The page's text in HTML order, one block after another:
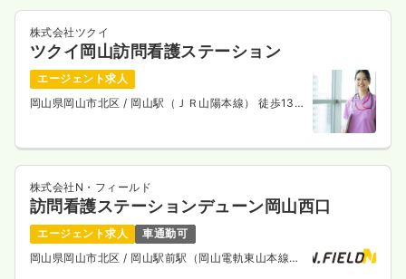
気になる 詳細を見る
日勤のみ（パート） 一時募集休止
給与 1,500
気になる 詳細を見る
株式会社ツクイ
ツクイ岡山訪問看護ステーション
エージェント求人
岡山県岡山市北区 / 岡山駅（ＪＲ山陽本線） 徒歩13
株式会社N・フィールド
訪問看護ステーションデューン岡山西口
エージェント求人
車通勤可
岡山県岡山市北区 / 岡山駅前駅（岡山電軌東山本線）